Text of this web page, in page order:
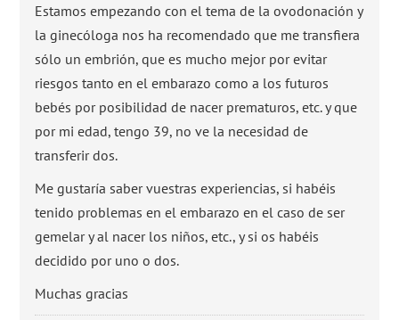
Estamos empezando con el tema de la ovodonación y
la ginecóloga nos ha recomendado que me transfiera
sólo un embrión, que es mucho mejor por evitar
riesgos tanto en el embarazo como a los futuros
bebés por posibilidad de nacer prematuros, etc. y que
por mi edad, tengo 39, no ve la necesidad de
transferir dos.
Me gustaría saber vuestras experiencias, si habéis
tenido problemas en el embarazo en el caso de ser
gemelar y al nacer los niños, etc., y si os habéis
decidido por uno o dos.
Muchas gracias